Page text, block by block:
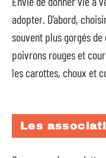
adopter. D’abord,
souvent plus gorgés
poivrons rouges et
les carottes, choux et
Les